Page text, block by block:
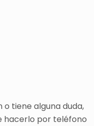
tiene alguna duda,
hacerlo por teléfono